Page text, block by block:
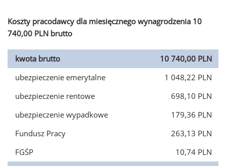
Koszty pracodawcy dla miesięcznego wynagrodzenia 10
740,00 PLN brutto
kwota brutto
10 740,00 PLN
ubezpieczenie emerytalne
1 048,22 PLN
ubezpieczenie rentowe
698,10 PLN
ubezpieczenie wypadkowe
179,36 PLN
Fundusz Pracy
263,13 PLN
FGŚP
10,74 PLN